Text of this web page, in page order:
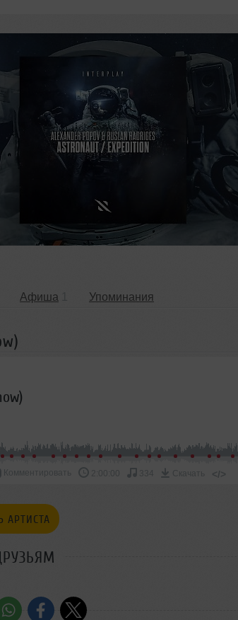
Афиша Упоминания
Комментировать 2:00:00 334 Скачать </>
АРТИСТА